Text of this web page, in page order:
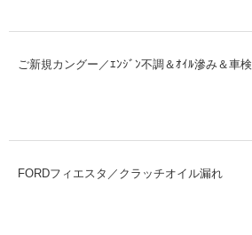
ご新規カングー／ｴﾝｼﾞﾝ不調＆ｵｲﾙ滲み＆車検
FORDフィエスタ／クラッチオイル漏れ